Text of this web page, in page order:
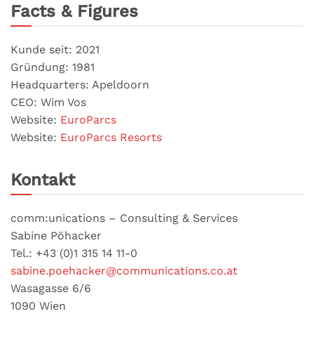
Facts & Figures
Kunde seit: 2021
Gründung: 1981
Headquarters: Apeldoorn
CEO: Wim Vos
Website: EuroParcs
Website: EuroParcs Resorts
Kontakt
comm:unications – Consulting & Services
Sabine Pöhacker
Tel.: +43 (0)1 315 14 11-0
sabine.poehacker@communications.co.at
Wasagasse 6/6
1090 Wien